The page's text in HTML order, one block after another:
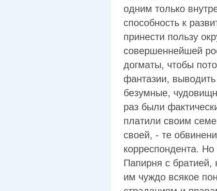
одним только
способность к
принести пользу
совершеннейшей
догматы, чтобы
фантазии,
безумные,
раз были
платили своим
своей, - те
корреспондента. Но
Папирня с братией,
им чуждо всякое